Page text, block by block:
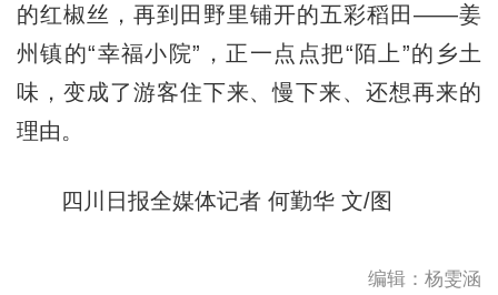
的红椒丝，再到田野里铺开的五彩稻田——姜
州镇的“幸福小院”，正一点点把“陌上”的乡土
味，变成了游客住下来、慢下来、还想再来的
理由。
四川日报全媒体记者 何勤华 文/图
编辑：杨雯涵